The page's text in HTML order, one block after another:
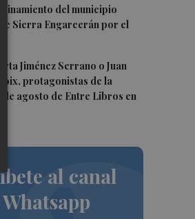
del municipio
de Sierra Engarcerán por el
Jiménez Serrano o Juan
protagonistas de la
de agosto de Entre Libros en
al canal